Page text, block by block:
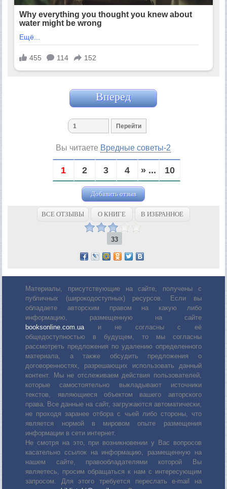
Вперед
Вы читаете Вредные советы-2
1 2 3 4 » ... 10
Добавить отзыв
ВСЕ ОТЗЫВЫ О КНИГЕ В ИЗБРАННОЕ
33
Материалы, присутствующие на сайте, получены с
публичных (широкодоступных) ресурсов. Если вы
обладаете авторским правом на какую либо
информацию, размещенную на сайте
booksonline.com.uaи не согласны с её
общедоступностью в будущем, то мы согласны
рассмотреть предложения по удалению определенного
материала, а также обсудить предложения о
договоренностях, разрешающих использовать данный
контент. Мы не отслеживаем действия пользователей,
которые самостоятельно выкладывают источники
текстов, являющиеся объектом вашего авторского
права. Все данные на сайт, загружаются автоматически,
не проходя заранее отбора с чьей либо стороны, что
является нормой в мировом опыте размещения
информации в сети интернет.
Не смотря на это, при возникновении у Вас вопросов
касательно ссылок на информацию, размещенную на
нашем сайте, правообладателями которой Вы
являетесь, просим обращаться к нам с интересующим
запросом. Для этого требуется переслать е-mail на